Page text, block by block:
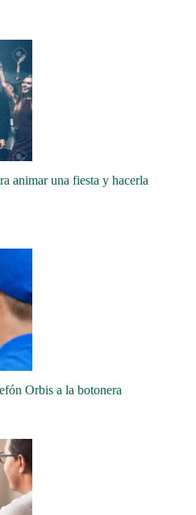
animar una fiesta y hacerla
Orbis a la botonera